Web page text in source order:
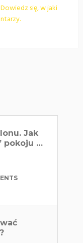
Dowiedz się, w jaki
Jak
pokoju …